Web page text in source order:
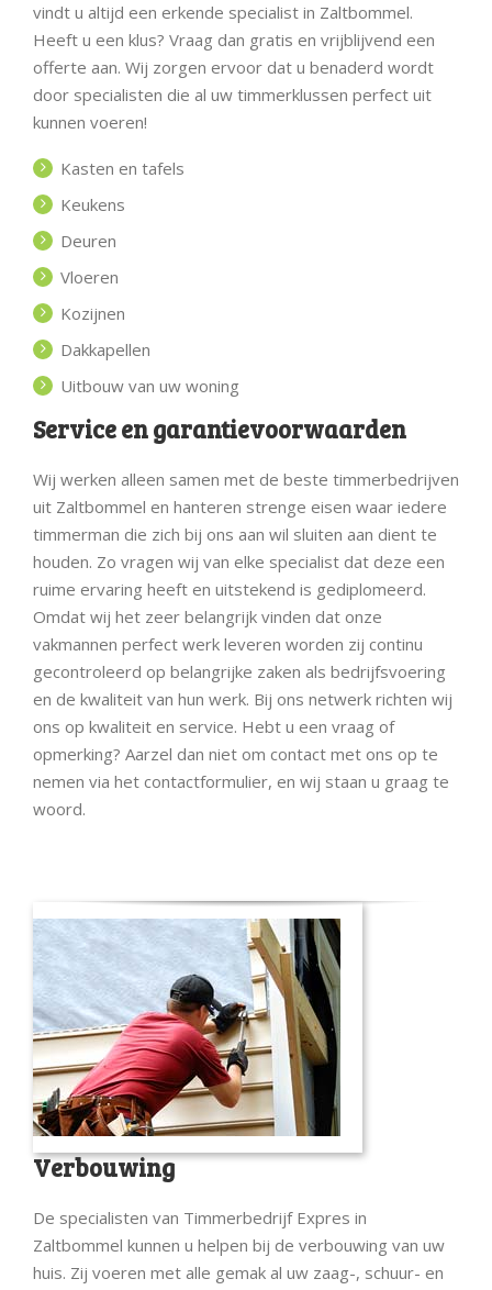
vindt u altijd een erkende specialist in Zaltbommel.
Heeft u een klus? Vraag dan gratis en vrijblijvend een
offerte aan. Wij zorgen ervoor dat u benaderd wordt
door specialisten die al uw timmerklussen perfect uit
kunnen voeren!
Kasten en tafels
Keukens
Deuren
Vloeren
Kozijnen
Dakkapellen
Uitbouw van uw woning
Service en garantievoorwaarden
Wij werken alleen samen met de beste timmerbedrijven
uit Zaltbommel en hanteren strenge eisen waar iedere
timmerman die zich bij ons aan wil sluiten aan dient te
houden. Zo vragen wij van elke specialist dat deze een
ruime ervaring heeft en uitstekend is gediplomeerd.
Omdat wij het zeer belangrijk vinden dat onze
vakmannen perfect werk leveren worden zij continu
gecontroleerd op belangrijke zaken als bedrijfsvoering
en de kwaliteit van hun werk. Bij ons netwerk richten wij
ons op kwaliteit en service. Hebt u een vraag of
opmerking? Aarzel dan niet om contact met ons op te
nemen via het contactformulier, en wij staan u graag te
woord.
Verbouwing
De specialisten van Timmerbedrijf Expres in
Zaltbommel kunnen u helpen bij de verbouwing van uw
huis. Zij voeren met alle gemak al uw zaag-, schuur- en